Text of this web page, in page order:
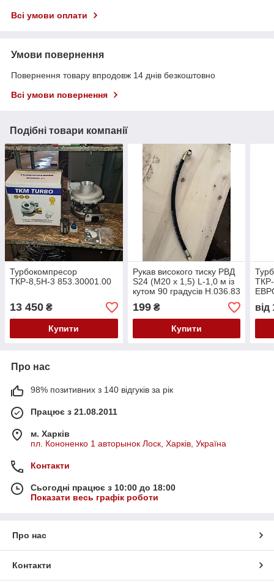
Всі умови оплати
Умови повернення
Повернення товару впродовж 14 днів безкоштовно
Всі умови повернення
Подібні товари компанії
Турбокомпресор
ТКР-8,5Н-3 853.30001.00
13 450 ₴
Купити
Рукав високого тиску РВД
S24 (М20 х 1,5) L-1,0 м із
кутом 90 градусів Н.036.83
199₴
Купити
від
Про нас
98% позитивних з 140 відгуків за рік
Працює з 21.08.2011
м. Харків
пл. Кононенко 1 авторынок Лоск, Харків, Україна
Контакти
Сьогодні працює з 10:00 до 18:00
Показати весь графік роботи
Про нас
Контакти